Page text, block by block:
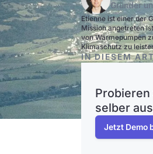
Gründer
Etienne ist einer der
Mission angetreten
von Wärmepumpen
Klimaschutz zu
IN DIESEM
Probieren
selber
Jetzt Demo